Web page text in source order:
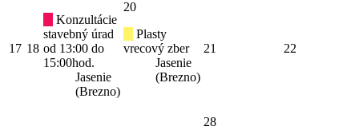
17 18
Konzultácie
stavebný úrad
od 13:00 do
15:00hod.
Jasenie
(Brezno)
20
Plasty
vrecový zber
Jasenie
(Brezno)
21 22
28